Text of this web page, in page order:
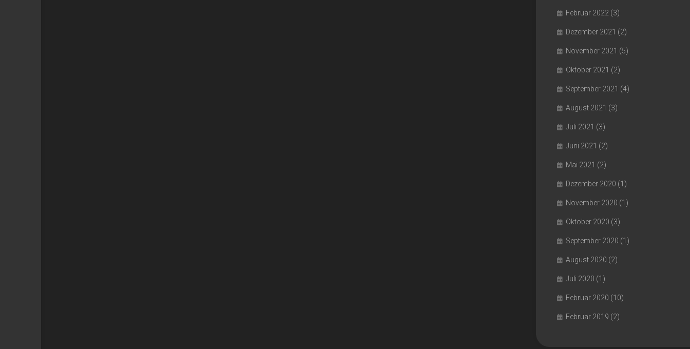
Februar 2022 (3)
Dezember 2021 (2)
November 2021 (5)
Oktober 2021 (2)
September 2021 (4)
August 2021 (3)
Juli 2021 (3)
Juni 2021 (2)
Mai 2021 (2)
Dezember 2020 (1)
November 2020 (1)
Oktober 2020 (3)
September 2020 (1)
August 2020 (2)
Juli 2020 (1)
Februar 2020 (10)
Februar 2019 (2)